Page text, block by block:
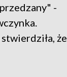
-
że